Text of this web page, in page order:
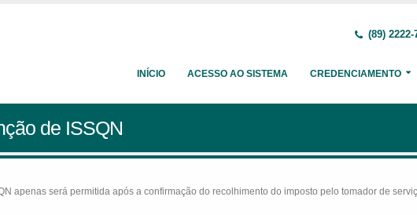
(89) 2222-
INÍCIO ACESSO AO SISTEMA CREDENCIAMENTO
de ISSQN
apenas será permitida após a confirmação do recolhimento do imposto pelo tomador de